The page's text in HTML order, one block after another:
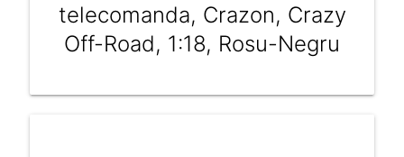
telecomanda, Crazon, Crazy
Off-Road, 1:18, Rosu-Negru